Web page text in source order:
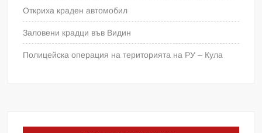
Откриха краден автомобил
Заловени крадци във Видин
Полицейска операция на територията на РУ – Кула